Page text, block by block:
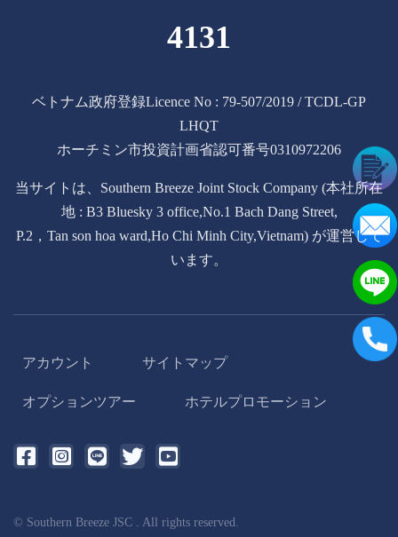
4131
ベトナム政府登録Licence No : 79-507/2019 / TCDL-GP
LHQT
ホーチミン市投資計画省認可番号0310972206
当サイトは、Southern Breeze Joint Stock Company (本社所在
地 : B3 Bluesky 3 office,No.1 Bach Dang Street,
P.2，Tan son hoa ward,Ho Chi Minh City,Vietnam) が運営して
います。
アカウント サイトマップ
オプションツアー ホテルプロモーション
© Southern Breeze JSC . All rights reserved.